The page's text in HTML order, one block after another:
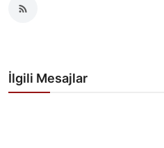
İlgili Mesajlar